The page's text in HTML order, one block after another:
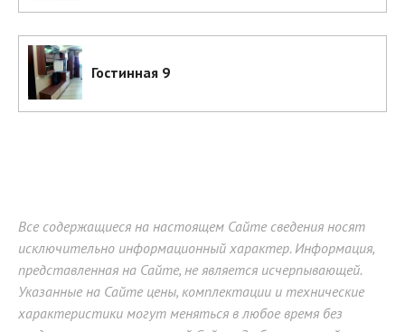
Гостинная 9
Все содержащиеся на настоящем Сайте сведения носят
исключительно информационный характер. Информация,
представленная на Сайте, не является исчерпывающей.
Указанные на Сайте цены, комплектации и технические
характеристики могут меняться в любое время без